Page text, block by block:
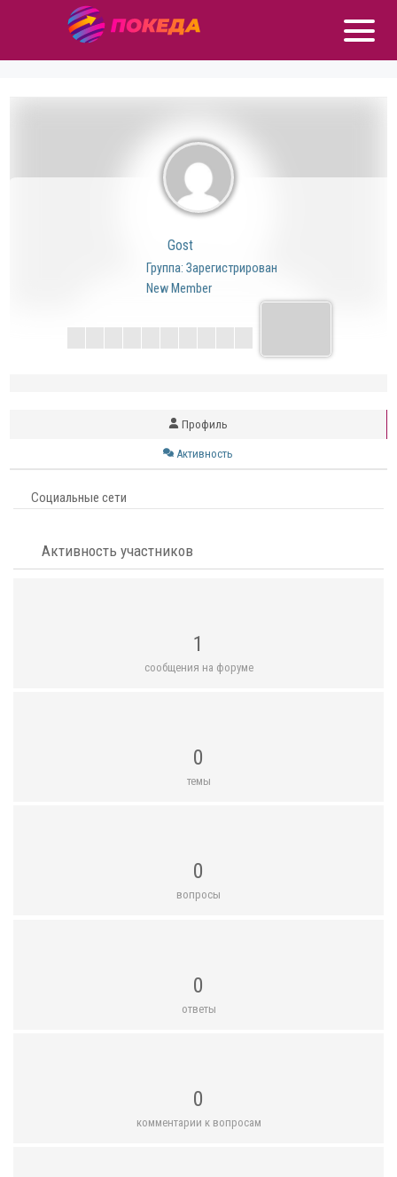
Gost
Группа: Зарегистрирован
New Member
Профиль
Активность
Социальные сети
Активность участников
1
сообщения на форуме
0
темы
0
вопросы
0
ответы
0
комментарии к вопросам